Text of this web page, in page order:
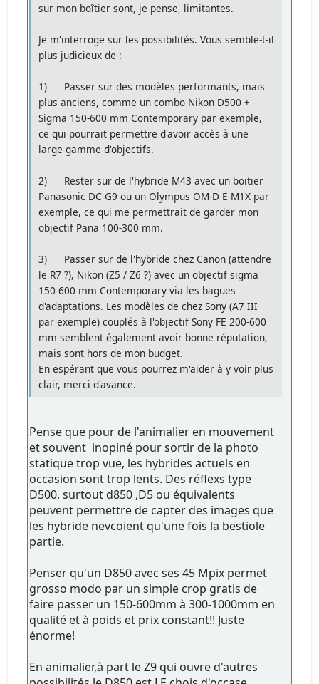
sur mon boîtier sont, je pense, limitantes.
Je m'interroge sur les possibilités. Vous semble-t-il
plus judicieux de :
1) Passer sur des modèles performants, mais
plus anciens, comme un combo Nikon D500 +
Sigma 150-600 mm Contemporary par exemple,
ce qui pourrait permettre d'avoir accès à une
large gamme d'objectifs.
2) Rester sur de l'hybride M43 avec un boitier
Panasonic DC-G9 ou un Olympus OM-D E-M1X par
exemple, ce qui me permettrait de garder mon
objectif Pana 100-300 mm.
3) Passer sur de l'hybride chez Canon (attendre
le R7 ?), Nikon (Z5 / Z6 ?) avec un objectif sigma
150-600 mm Contemporary via les bagues
d'adaptations. Les modèles de chez Sony (A7 III
par exemple) couplés à l'objectif Sony FE 200-600
mm semblent également avoir bonne réputation,
mais sont hors de mon budget.
En espérant que vous pourrez m'aider à y voir plus
clair, merci d'avance.
Pense que pour de l'animalier en mouvement
et souvent inopiné pour sortir de la photo
statique trop vue, les hybrides actuels en
occasion sont trop lents. Des réflexs type
D500, surtout d850 ,D5 ou équivalents
peuvent permettre de capter des images que
les hybride nevcoient qu'une fois la bestiole
partie.
Penser qu'un D850 avec ses 45 Mpix permet
grosso modo par un simple crop gratis de
faire passer un 150-600mm à 300-1000mm en
qualité et à poids et prix constant!! Juste
énorme!
En animalier,à part le Z9 qui ouvre d'autres